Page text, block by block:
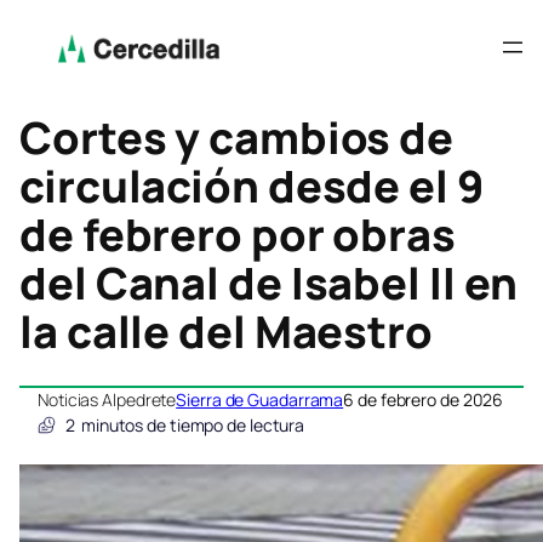
Cortes y cambios de
circulación desde el 9
de febrero por obras
del Canal de Isabel II en
la calle del Maestro
Noticias AlpedreteSierra de Guadarrama6 de febrero de 2026
2 minutos de tiempo de lectura